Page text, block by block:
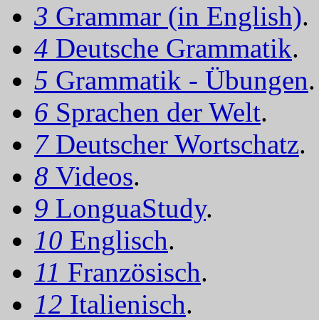
3 Grammar (in English).
4 Deutsche Grammatik.
5 Grammatik - Übungen.
6 Sprachen der Welt.
7 Deutscher Wortschatz.
8 Videos.
9 LonguaStudy.
10 Englisch.
11 Französisch.
12 Italienisch.